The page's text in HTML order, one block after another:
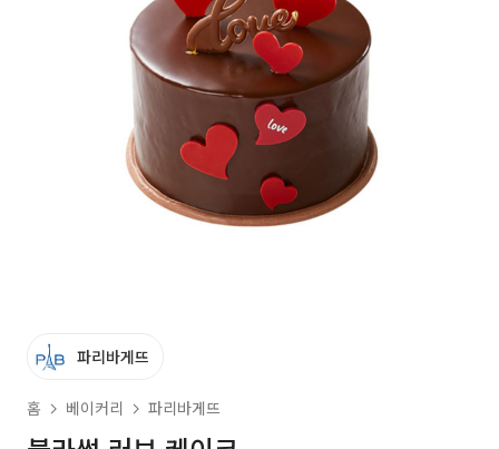
파리바게뜨
홈 베이커리 파리바게뜨